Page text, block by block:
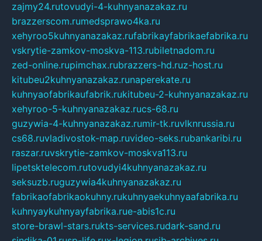
zajmy24.rutovudyi-4-kuhnyanazakaz.ru
brazzerscom.rumedsprawo4ka.ru
xehyroo5kuhnyanazakaz.rufabrikayfabrikaefabrika.ru
vskrytie-zamkov-moskva-113.rubiletnadom.ru
zed-online.rupimchax.rubrazzers-hd.ruz-host.ru
kitubeu2kuhnyanazakaz.runaperekate.ru
kuhnyaofabrikaufabrik.rukitubeu-2-kuhnyanazakaz.ru
xehyroo-5-kuhnyanazakaz.rucs-68.ru
guzywia-4-kuhnyanazakaz.rumir-tk.ruvlknrussia.ru
cs68.ruvladivostok-map.ruvideo-seks.rubankaribi.ru
raszar.ruvskrytie-zamkov-moskva113.ru
lipetsktelecom.rutovudyi4kuhnyanazakaz.ru
seksuzb.ruguzywia4kuhnyanazakaz.ru
fabrikaofabrikaokuhny.rukuhnyaekuhnyaafabrika.ru
kuhnyaykuhnyayfabrika.rue-abis1c.ru
store-brawl-stars.rukts-services.rudark-sand.ru